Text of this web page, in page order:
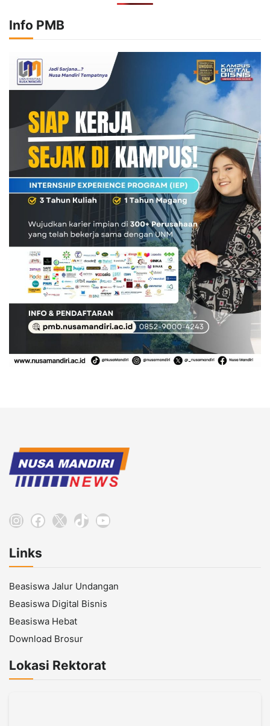
Info PMB
Instagram
Facebook
X TikTokYouTube
Links
Beasiswa Jalur Undangan
Beasiswa Digital Bisnis
Beasiswa Hebat
Download Brosur
Lokasi Rektorat